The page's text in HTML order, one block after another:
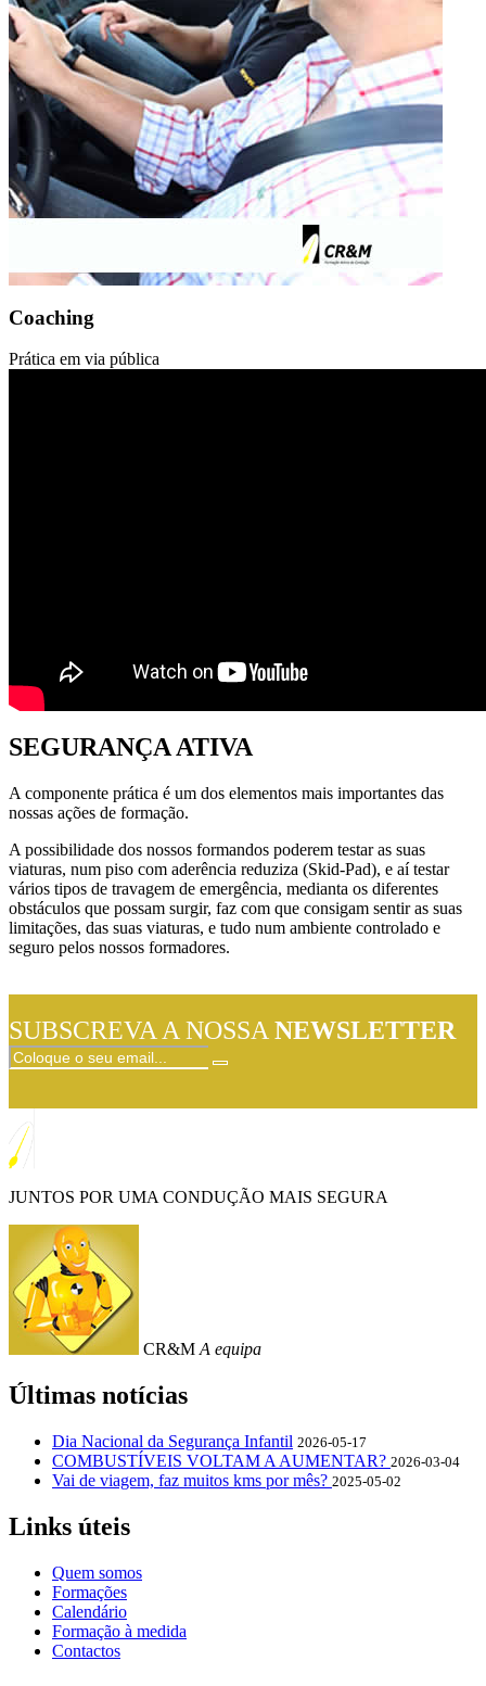
Coaching
Prática em via pública
SEGURANÇA ATIVA
A componente prática é um dos elementos mais importantes das
nossas ações de formação.
A possibilidade dos nossos formandos poderem testar as suas
viaturas, num piso com aderência reduziza (Skid-Pad), e aí testar
vários tipos de travagem de emergência, medianta os diferentes
obstáculos que possam surgir, faz com que consigam sentir as suas
limitações, das suas viaturas, e tudo num ambiente controlado e
seguro pelos nossos formadores.
SUBSCREVA A NOSSA NEWSLETTER
JUNTOS POR UMA CONDUÇÃO MAIS SEGURA
CR&M A equipa
Últimas notícias
Dia Nacional da Segurança Infantil 2026-05-17
COMBUSTÍVEIS VOLTAM A AUMENTAR? 2026-03-04
Vai de viagem, faz muitos kms por mês? 2025-05-02
Links úteis
Quem somos
Formações
Calendário
Formação à medida
Contactos